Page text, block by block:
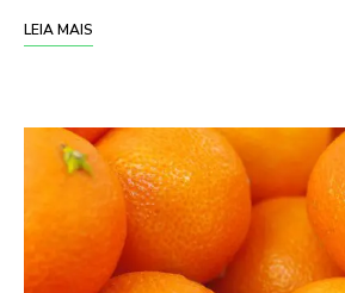
LEIA MAIS